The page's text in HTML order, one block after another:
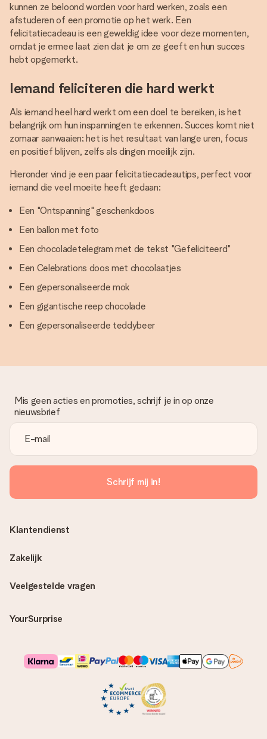
kunnen ze beloond worden voor hard werken, zoals een
afstuderen of een promotie op het werk. Een
felicitatiecadeau is een geweldig idee voor deze momenten,
omdat je ermee laat zien dat je om ze geeft en hun succes
hebt opgemerkt.
Iemand feliciteren die hard werkt
Als iemand heel hard werkt om een doel te bereiken, is het
belangrijk om hun inspanningen te erkennen. Succes komt niet
zomaar aanwaaien; het is het resultaat van lange uren, focus
en positief blijven, zelfs als dingen moeilijk zijn.
Hieronder vind je een paar felicitatiecadeautips, perfect voor
iemand die veel moeite heeft gedaan:
Een "Ontspanning" geschenkdoos
Een ballon met foto
Een chocoladetelegram met de tekst "Gefeliciteerd"
Een Celebrations doos met chocolaatjes
Een gepersonaliseerde mok
Een gigantische reep chocolade
Een gepersonaliseerde teddybeer
Mis geen acties en promoties, schrijf je in op onze
nieuwsbrief
Schrijf mij in!
Veelgestelde vragen
YourSurprise
Klantendienst
Zakelijk